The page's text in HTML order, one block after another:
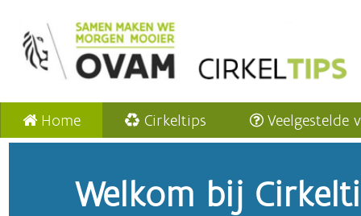
Home Cirkeltips Veelgestelde
Welkom bij